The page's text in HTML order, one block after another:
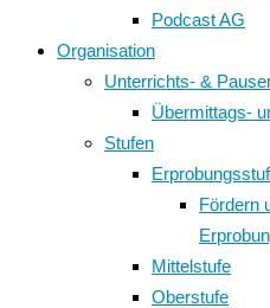
Podcast AG
Organisation
Unterrichts- &
Übermittags-
Stufen
Fördern
Mittelstufe
Oberstufe